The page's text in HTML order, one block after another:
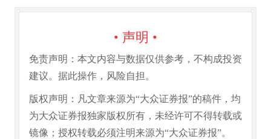
• 声明 •
免责声明：本文内容与数据仅供参考，不构成投资
建议。据此操作，风险自担。
版权声明：凡文章来源为“大众证券报”的稿件，均
为大众证券报独家版权所有，未经许可不得转载或
镜像；授权转载必须注明来源为“大众证券报”。